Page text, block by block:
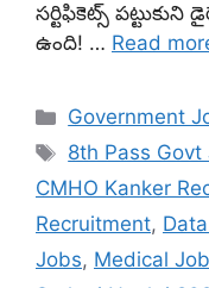
సర్టిఫికెట్స్
ఉంది! … Read
Categories
Government
Tags
8th Pass Govt
CMHO Kanker
Recruitment,
Jobs, Medical